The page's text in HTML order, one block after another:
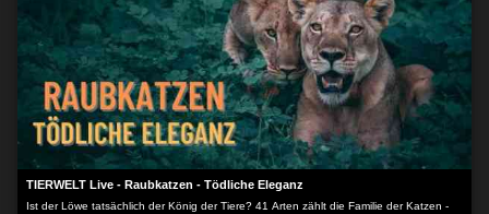
TIERWELT Live - Raubkatzen - Tödliche Eleganz
Ist der Löwe tatsächlich der König der Tiere? 41 Arten zählt die Familie der Katzen -